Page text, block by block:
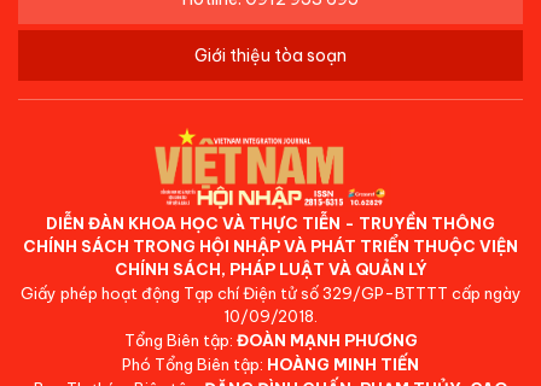
Giới thiệu tòa soạn
DIỄN ĐÀN KHOA HỌC VÀ THỰC TIỄN - TRUYỀN THÔNG
CHÍNH SÁCH TRONG HỘI NHẬP VÀ PHÁT TRIỂN THUỘC VIỆN
CHÍNH SÁCH, PHÁP LUẬT VÀ QUẢN LÝ
Giấy phép hoạt động Tạp chí Điện tử số 329/GP-BTTTT cấp ngày
10/09/2018.
Tổng Biên tập: ĐOÀN MẠNH PHƯƠNG
Phó Tổng Biên tập: HOÀNG MINH TIẾN